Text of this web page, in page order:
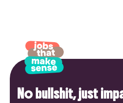
No bullshit, just